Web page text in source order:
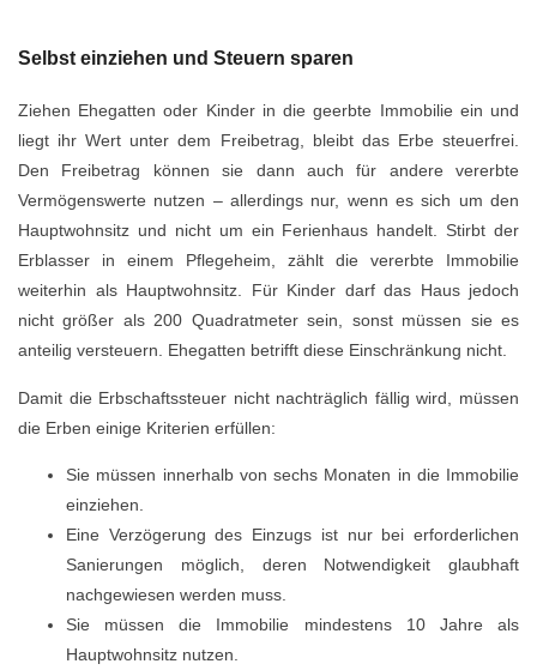
Selbst einziehen und Steuern sparen
Ziehen Ehegatten oder Kinder in die geerbte Immobilie ein und
liegt ihr Wert unter dem Freibetrag, bleibt das Erbe steuerfrei.
Den Freibetrag können sie dann auch für andere vererbte
Vermögenswerte nutzen – allerdings nur, wenn es sich um den
Hauptwohnsitz und nicht um ein Ferienhaus handelt. Stirbt der
Erblasser in einem Pflegeheim, zählt die vererbte Immobilie
weiterhin als Hauptwohnsitz. Für Kinder darf das Haus jedoch
nicht größer als 200 Quadratmeter sein, sonst müssen sie es
anteilig versteuern. Ehegatten betrifft diese Einschränkung nicht.
Damit die Erbschaftssteuer nicht nachträglich fällig wird, müssen
die Erben einige Kriterien erfüllen:
Sie müssen innerhalb von sechs Monaten in die Immobilie
einziehen.
Eine Verzögerung des Einzugs ist nur bei erforderlichen
Sanierungen möglich, deren Notwendigkeit glaubhaft
nachgewiesen werden muss.
Sie müssen die Immobilie mindestens 10 Jahre als
Hauptwohnsitz nutzen.